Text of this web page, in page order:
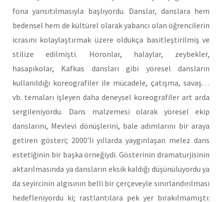
fona yansıtılmasıyla başlıyordu. Danslar, danslara hem
bedensel hem de kültürel olarak yabancı olan öğrencilerin
icrasını kolaylaştırmak üzere oldukça basitleştirilmiş ve
stilize edilmişti. Horonlar, halaylar, zeybekler,
hasapikolar, Kafkas dansları gibi yöresel dansların
kullanıldığı koreografiler ile mücadele, çatışma, savaş…
vb. temaları işleyen daha deneysel koreografiler art arda
sergileniyordu. Dans malzemesi olarak yöresel ekip
danslarını, Mevlevi dönüşlerini, bale adımlarını bir araya
getiren gösteri; 2000’li yıllarda yaygınlaşan melez dans
estetiğinin bir başka örneğiydi. Gösterinin dramaturjisinin
aktarılmasında ya dansların eksik kaldığı düşünülüyordu ya
da seyircinin algısının belli bir çerçeveyle sınırlandırılması
hedefleniyordu ki; rastlantılara pek yer bırakılmamıştı: